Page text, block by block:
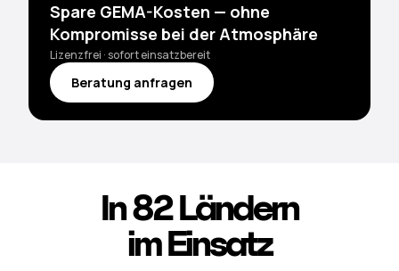
Spare GEMA-Kosten — ohne
Kompromisse bei der Atmosphäre
Lizenzfrei · sofort einsatzbereit
Beratung anfragen
In 82 Ländern
im Einsatz